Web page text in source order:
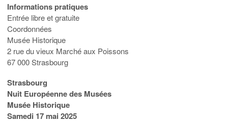
Informations pratiques
Entrée libre et gratuite
Coordonnées
Musée Historique
2 rue du vieux Marché aux Poissons
67 000 Strasbourg
Strasbourg
Nuit Européenne des Musées
Musée Historique
Samedi 17 mai 2025